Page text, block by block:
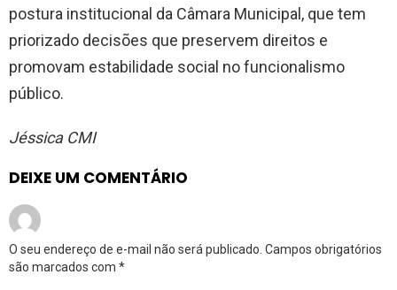
postura institucional da Câmara Municipal, que tem
priorizado decisões que preservem direitos e
promovam estabilidade social no funcionalismo
público.
Jéssica CMI
DEIXE UM COMENTÁRIO
O seu endereço de e-mail não será publicado. Campos obrigatórios
são marcados com *